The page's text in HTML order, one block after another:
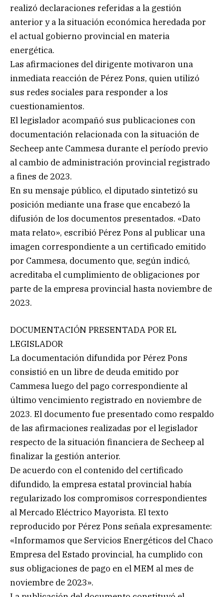
realizó declaraciones referidas a la gestión
anterior y a la situación económica heredada por
el actual gobierno provincial en materia
energética.
Las afirmaciones del dirigente motivaron una
inmediata reacción de Pérez Pons, quien utilizó
sus redes sociales para responder a los
cuestionamientos.
El legislador acompañó sus publicaciones con
documentación relacionada con la situación de
Secheep ante Cammesa durante el período previo
al cambio de administración provincial registrado
a fines de 2023.
En su mensaje público, el diputado sintetizó su
posición mediante una frase que encabezó la
difusión de los documentos presentados. «Dato
mata relato», escribió Pérez Pons al publicar una
imagen correspondiente a un certificado emitido
por Cammesa, documento que, según indicó,
acreditaba el cumplimiento de obligaciones por
parte de la empresa provincial hasta noviembre de
2023.
DOCUMENTACIÓN PRESENTADA POR EL
LEGISLADOR
La documentación difundida por Pérez Pons
consistió en un libre de deuda emitido por
Cammesa luego del pago correspondiente al
último vencimiento registrado en noviembre de
2023. El documento fue presentado como respaldo
de las afirmaciones realizadas por el legislador
respecto de la situación financiera de Secheep al
finalizar la gestión anterior.
De acuerdo con el contenido del certificado
difundido, la empresa estatal provincial había
regularizado los compromisos correspondientes
al Mercado Eléctrico Mayorista. El texto
reproducido por Pérez Pons señala expresamente:
«Informamos que Servicios Energéticos del Chaco
Empresa del Estado provincial, ha cumplido con
sus obligaciones de pago en el MEM al mes de
noviembre de 2023».